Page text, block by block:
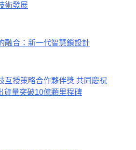
術發展
融合：新一代智慧鎖設計
互授策略合作夥伴獎 共同慶祝
貨量突破10億顆里程碑